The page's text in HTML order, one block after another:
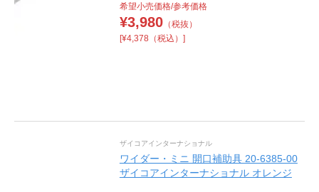
希望小売価格/参考価格
¥3,980（税抜）
[¥4,378（税込）]
ザイコアインターナショナル
ワイダー・ミニ 開口補助具 20-6385-00
ザイコアインターナショナル オレンジ